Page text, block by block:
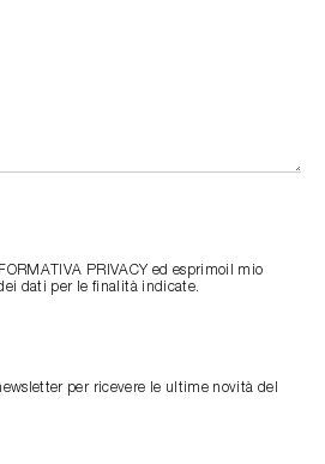
PRIVACY ed esprimoil mio
dati per le finalità indicate.
per ricevere le ultime novità del